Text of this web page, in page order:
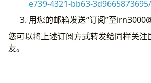
e739-4321-bb63-3d9665873695/
用您的邮箱发送“订阅”至
您可以将上述订阅方式转发给同样关注
友。